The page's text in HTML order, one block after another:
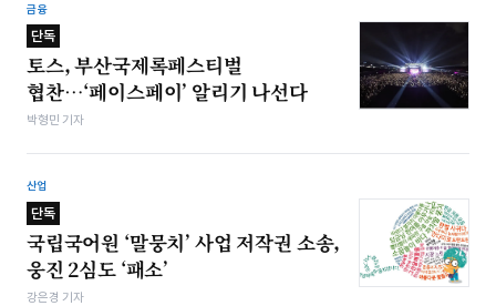
금융
단독
토스, 부산국제록페스티벌
협찬…‘페이스페이’ 알리기 나선다
박형민 기자
산업
단독
국립국어원 ‘말뭉치’ 사업 저작권 소송,
웅진 2심도 ‘패소’
강은경 기자